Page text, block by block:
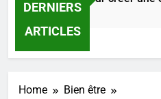
DERNIERS
ARTICLES
Ago
Home
Bien être